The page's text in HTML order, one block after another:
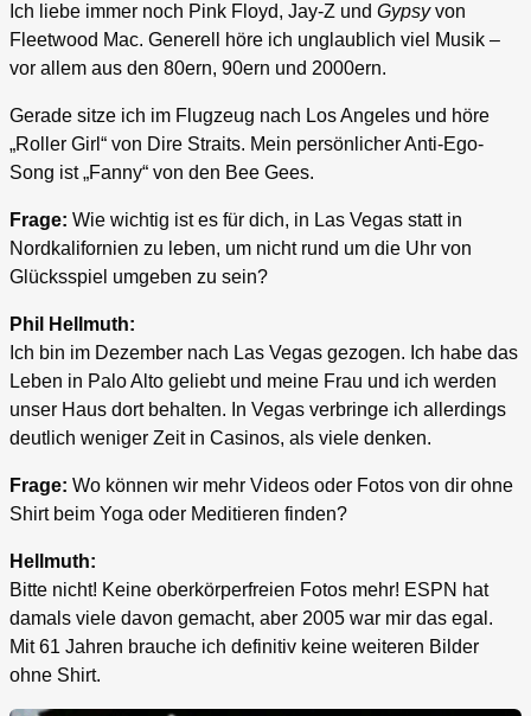
Ich liebe immer noch Pink Floyd, Jay-Z und Gypsyvon
Fleetwood Mac. Generell höre ich unglaublich viel Musik –
vor allem aus den 80ern, 90ern und 2000ern.
Gerade sitze ich im Flugzeug nach Los Angeles und höre
„Roller Girl“ von Dire Straits. Mein persönlicher Anti-Ego-
Song ist „Fanny“ von den Bee Gees.
Frage: Wie wichtig ist es für dich, in Las Vegas statt in
Nordkalifornien zu leben, um nicht rund um die Uhr von
Glücksspiel umgeben zu sein?
Phil Hellmuth:
Ich bin im Dezember nach Las Vegas gezogen. Ich habe das
Leben in Palo Alto geliebt und meine Frau und ich werden
unser Haus dort behalten. In Vegas verbringe ich allerdings
deutlich weniger Zeit in Casinos, als viele denken.
Frage: Wo können wir mehr Videos oder Fotos von dir ohne
Shirt beim Yoga oder Meditieren finden?
Hellmuth:
Bitte nicht! Keine oberkörperfreien Fotos mehr! ESPN hat
damals viele davon gemacht, aber 2005 war mir das egal.
Mit 61 Jahren brauche ich definitiv keine weiteren Bilder
ohne Shirt.